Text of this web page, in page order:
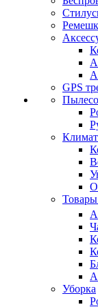
GPS
Уборка